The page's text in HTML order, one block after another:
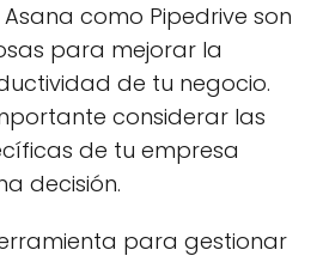
como Pipedrive son
para mejorar la
de tu negocio.
considerar las
de tu empresa
decisión.
para gestionar